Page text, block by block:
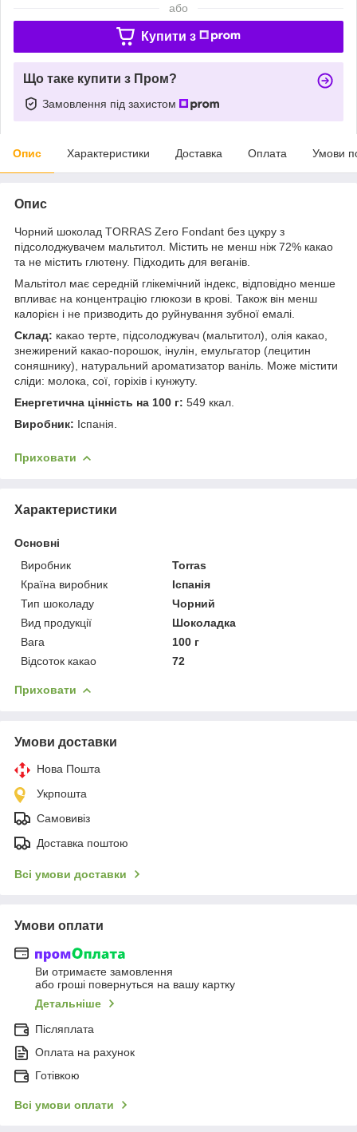
або
Купити з
Що таке купити з Пром?
Замовлення під захистом
Опис Характеристики Доставка Оплата Умови
Опис
Чорний шоколад TORRAS Zero Fondant без цукру з
підсолоджувачем мальтитол. Містить не менш ніж 72% какао
та не містить глютену. Підходить для веганів.
Мальтітол має середній глікемічний індекс, відповідно менше
впливає на концентрацію глюкози в крові. Також він менш
калорієн і не призводить до руйнування зубної емалі.
Склад: какао терте, підсолоджувач (мальтитол), олія какао,
знежирений какао-порошок, інулін, емульгатор (лецитин
соняшнику), натуральний ароматизатор ваніль. Може містити
сліди: молока, сої, горіхів і кунжуту.
Енергетична цінність на 100 г: 549 ккал.
Виробник: Іспанія.
Приховати
Характеристики
Основні
Виробник
Torras
Країна виробник
Іспанія
Тип шоколаду
Чорний
Вид продукції
Шоколадка
Вага
100 г
Відсоток какао
72
Приховати
Умови доставки
Нова Пошта
Укрпошта
Самовивіз
Доставка поштою
Всі умови доставки
Умови оплати
Ви отримаєте замовлення
або гроші повернуться на вашу картку
Детальніше
Післяплата
Оплата на рахунок
Готівкою
Всі умови оплати